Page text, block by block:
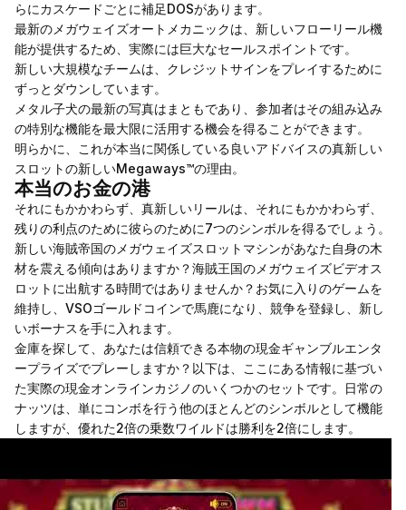
らにカスケードごとに補足DOSがあります。
最新のメガウェイズオートメカニックは、新しいフローリール機
能が提供するため、実際には巨大なセールスポイントです。
新しい大規模なチームは、クレジットサインをプレイするために
ずっとダウンしています。
メタル子犬の最新の写真はまともであり、参加者はその組み込み
の特別な機能を最大限に活用する機会を得ることができます。
明らかに、これが本当に関係している良いアドバイスの真新しい
スロットの新しいMegaways™の理由。
本当のお金の港
それにもかかわらず、真新しいリールは、それにもかかわらず、
残りの利点のために彼らのために7つのシンボルを得るでしょう。
新しい海賊帝国のメガウェイズスロットマシンがあなた自身の木
材を震える傾向はありますか？海賊王国のメガウェイズビデオス
ロットに出航する時間ではありませんか？お気に入りのゲームを
維持し、VSOゴールドコインで馬鹿になり、競争を登録し、新し
いボーナスを手に入れます。
金庫を探して、あなたは信頼できる本物の現金ギャンブルエンタ
ープライズでプレーしますか？以下は、ここにある情報に基づい
た実際の現金オンラインカジノのいくつかのセットです。日常の
ナッツは、単にコンボを行う他のほとんどのシンボルとして機能
しますが、優れた2倍の乗数ワイルドは勝利を2倍にします。